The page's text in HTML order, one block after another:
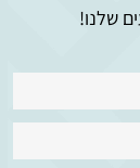
שלנו!